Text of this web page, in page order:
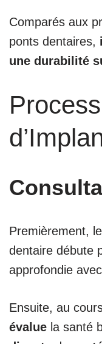
Comparés aux
ponts dentaires,
une durabilité
Premièrement,
dentaire débute
approfondie
Ensuite, au
évalue la santé